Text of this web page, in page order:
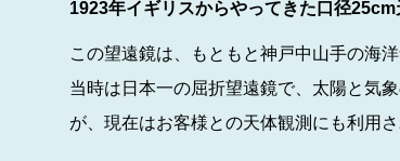
1923年イギリスからやってきた口径
この望遠鏡は、もともと神戸中山手の海
当時は日本一の屈折望遠鏡で、太陽と気
が、現在はお客様との天体観測にも利用さ